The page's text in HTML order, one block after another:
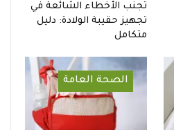
تجنب الأخطاء الشائعة في
تجهيز حقيبة الولادة: دليل
متكامل
الصحة العامة